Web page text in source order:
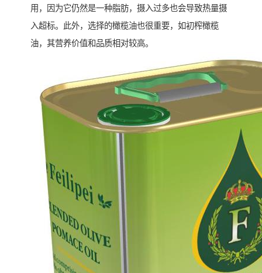
用，因为它仍然是一种脂肪，摄入过多也会导致热量摄
入超标。此外，选择的橄榄油也很重要，如初榨橄榄
油，其营养价值和品质相对较高。